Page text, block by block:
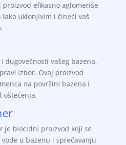
proizvod efikasno aglomeriše
uklonjivim i čineći vaš
dugovečnosti vašeg bazena,
izbor. Ovaj proizvod
na površini bazena i
oštećenja.
je biocidni proizvod koji se
u bazenu i sprečavanju